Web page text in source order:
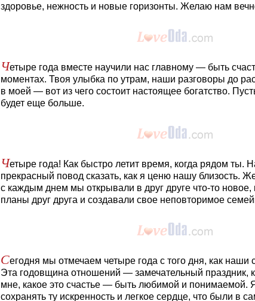
здоровье, нежность и новые горизонты. Желаю нам
Четыре года вместе научили нас главному — быть
моментах. Твоя улыбка по утрам, наши разговоры до
в моей — вот из чего состоит настоящее богатство.
будет еще больше.
Четыре года! Как быстро летит время, когда рядом
прекрасный повод сказать, как я ценю нашу близость.
с каждым днем мы открывали в друг друге что-то
планы друг друга и создавали свое неповторимое
Сегодня мы отмечаем четыре года с того дня, как наши
Эта годовщина отношений — замечательный праздник,
мне, какое это счастье — быть любимой и понимаемой.
сохранять ту искренность и легкое сердце, что были в